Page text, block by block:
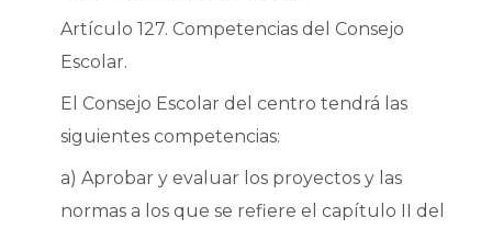
Artículo 127. Competencias del Consejo
Escolar.
El Consejo Escolar del centro tendrá las
siguientes competencias:
a) Aprobar y evaluar los proyectos y las
normas a los que se refiere el capítulo II del